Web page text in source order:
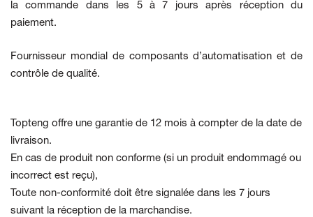
la commande dans les 5 à 7 jours après réception du
paiement.
Fournisseur mondial de composants d’automatisation et de
contrôle de qualité.
Topteng offre une garantie de 12 mois à compter de la date de
livraison.
En cas de produit non conforme (si un produit endommagé ou
incorrect est reçu),
Toute non-conformité doit être signalée dans les 7 jours
suivant la réception de la marchandise.